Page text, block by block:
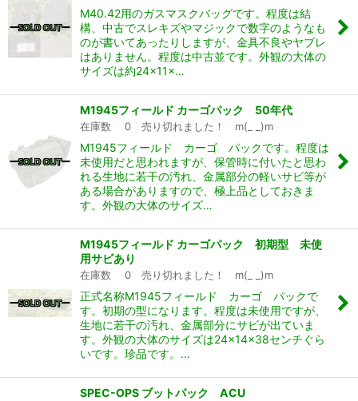
絞り込む
M40.42用のガスマスクバッグです。程度は結
構、中古でスレキズやマジックで数字のようなも
のが書いてあったりしますが、金具不良やヤブレ
はありません。程度は中古並です。外観の大体の
サイズは約24×11×…
M1945フィールド カーゴパック 50年代
在庫数 0 売り切れました！ m(_ _)m
M1945フィールド カーゴ パックです。程度は
未使用だと思われますが、保管時に付いたと思わ
れる生地に若干の汚れ、金属部分の軽いサビ等が
ある場合がありますので、極上品としておきま
す。外観の大体のサイズ…
M1945フィールド カーゴパック 初期型 未使
用サビあり
在庫数 0 売り切れました！ m(_ _)m
正式名称M1945フィールド カーゴ パックで
す。初期の型になります。程度は未使用ですが、
生地に若干の汚れ、金属部分にサビが出ていま
す。外観の大体のサイズは24×14×38センチぐら
いです。珍品です。…
SPEC-OPS ブットパック ACU